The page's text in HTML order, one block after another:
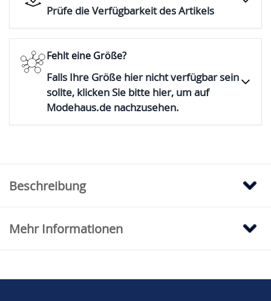
Prüfe die Verfügbarkeit des Artikels
Fehlt eine Größe?
Falls Ihre Größe hier nicht verfügbar sein
sollte, klicken Sie bitte hier, um auf
Modehaus.de nachzusehen.
Beschreibung
Mehr Informationen